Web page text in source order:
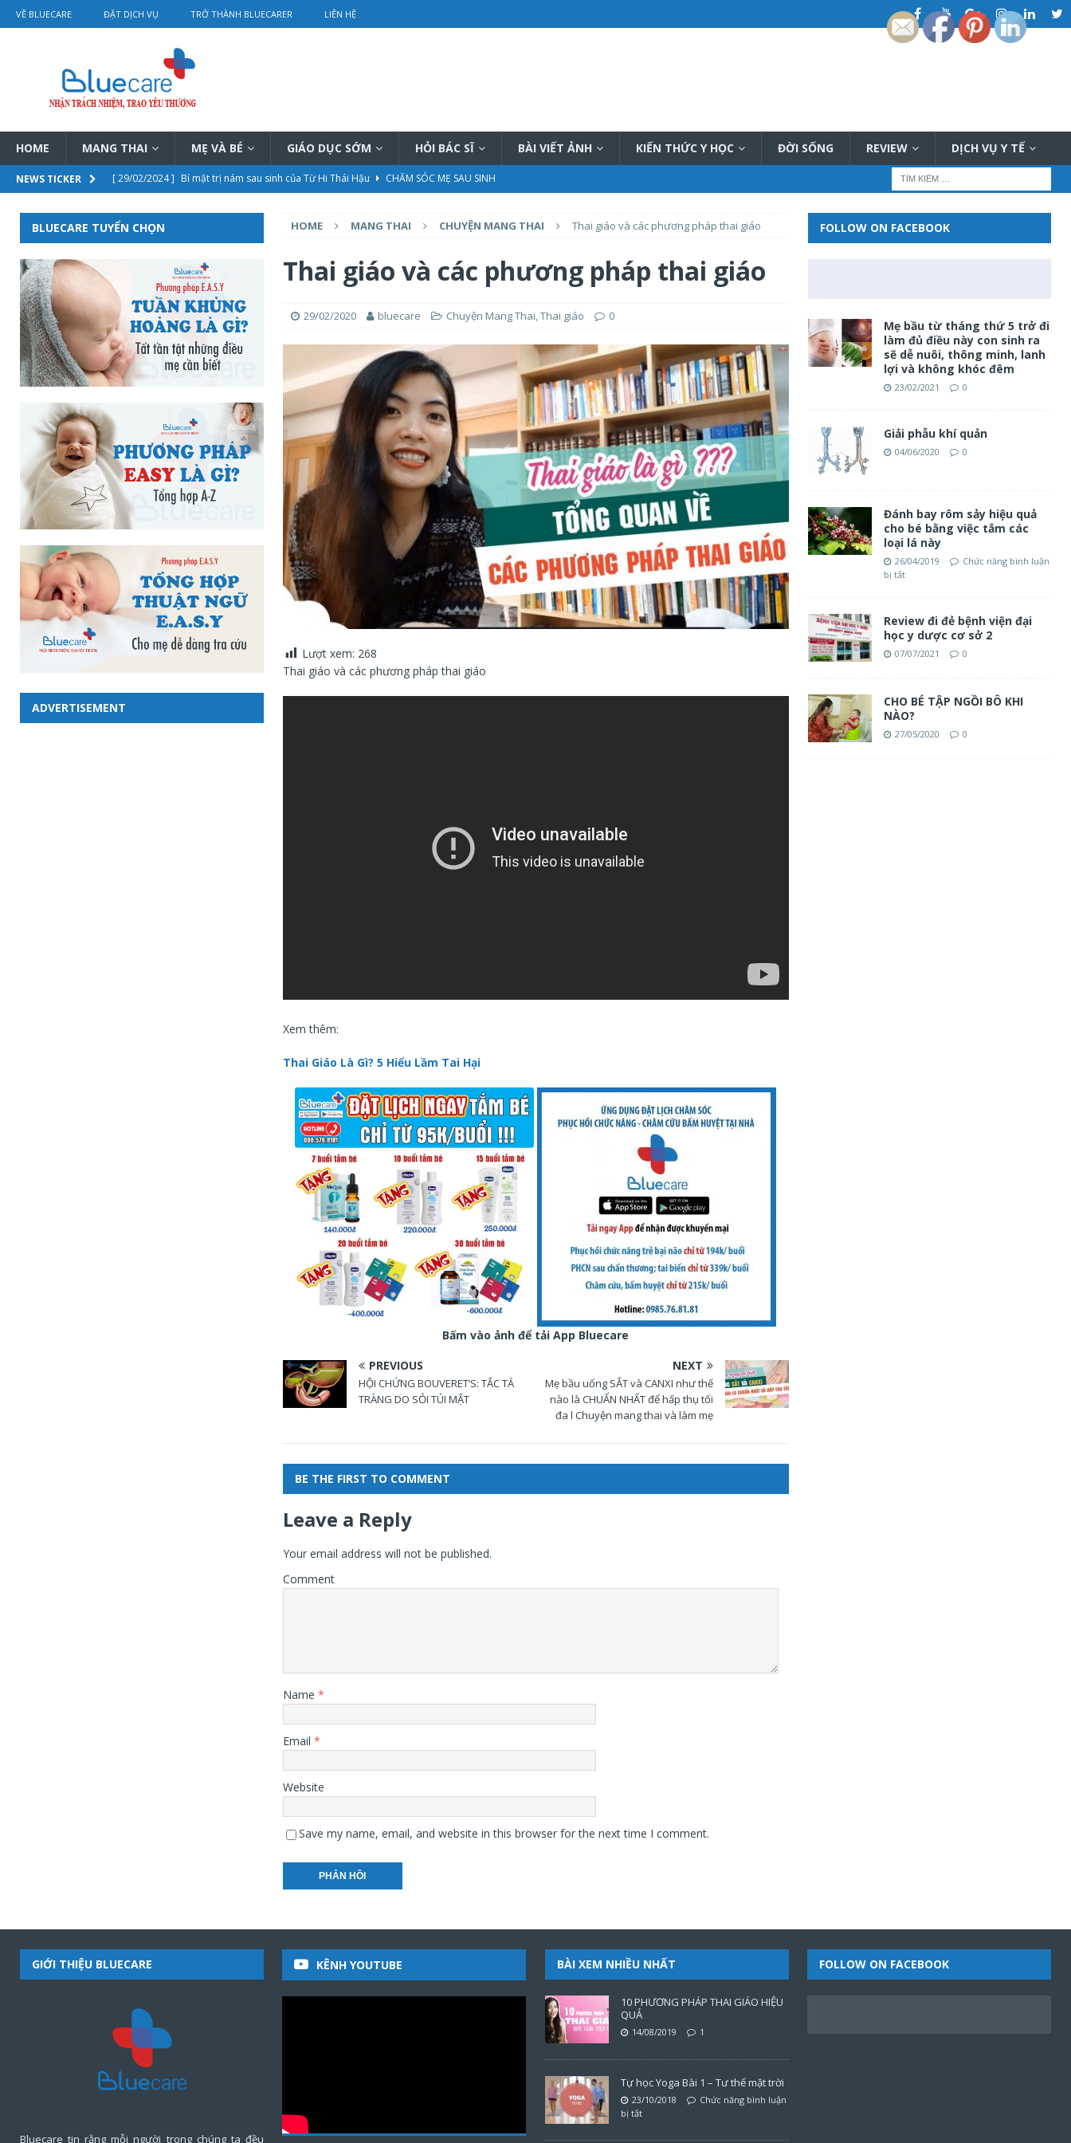
VỀ BLUECARE ĐẶT DỊCH VỤ TRỞ THÀNH BLUECARER LIÊN HỆ
HOME MANG THAI MẸ VÀ BÉ GIÁO DỤC SỚM HỎI BÁC SĨ BÀI VIẾT ẢNH KIẾN THỨC Y HỌC ĐỜI SỐNG REVIEW DỊCH VỤ Y TẾ
NEWS TICKER [ 29/02/2024 ] Bí mật trị nám sau sinh của Từ Hi Thái Hậu
CHĂM SÓC MẸ SAU SINH
[ 28/02/2024 ]
Chi tiết bảng giá dịch vụ thông tắc tia sữa tại nhà tốt nhất hiện nay
PHƯƠNG PHÁP THÔNG TẮC TIA SỮA
Rơ lưỡi cho trẻ sơ sinh hướng dẫn chi tiết, đầy đủ
KIẾN THỨC CHUNG CHĂM SÓC TRẺ SƠ SINH
[ 29/02/2024 ] Châm cứu điều trị vô sinh – hiệu quả thần kỳ CHUẨN BỊ MANG THAI
HOME MANG THAI CHUYỆN MANG THAI Thai giáo và các phương pháp thai giáo
Thai giáo và các phương pháp thai giáo
29/02/2020 bluecare Chuyện Mang Thai,Thai giáo 0
Lượt xem: 268
Thai giáo và các phương pháp thai giáo
Xem thêm:
Thai Giáo Là Gì? 5 Hiểu Lầm Tai Hại
Bấm vào ảnh để tải App Bluecare
PREVIOUS
HỘI CHỨNG BOUVERET’S: TẮC TÁ
TRÀNG DO SỎI TÚI MẬT
NEXT
Mẹ bầu uống SẮT và CANXI như thế
nào là CHUẨN NHẤT để hấp thụ tối
đa l Chuyện mang thai và làm mẹ
BE THE FIRST TO COMMENT
Leave a Reply
Your email address will not be published.
Comment
Name *
Email *
Website
Save my name, email, and website in this browser for the next time I comment.
BLUECARE TUYỂN CHỌN
ADVERTISEMENT
FOLLOW ON FACEBOOK
Mẹ bầu từ tháng thứ 5 trở đi
làm đủ điều này con sinh ra
sẽ dễ nuôi, thông minh, lanh
lợi và không khóc đêm
23/02/2021 0
Giải phẫu khí quản
04/06/2020 0
Đánh bay rôm sảy hiệu quả
cho bé bằng việc tắm các
loại lá này
26/04/2019
Chức năng bình luận
bị tắt
Review đi đẻ bệnh viện đại
học y dược cơ sở 2
07/07/2021 0
CHO BÉ TẬP NGỒI BÔ KHI
NÀO?
27/05/2020 0
GIỚI THIỆU BLUECARE
Bluecare tin rằng mỗi người trong chúng ta đều
KÊNH YOUTUBE BÀI XEM NHIỀU NHẤT
10 PHƯƠNG PHÁP THAI GIÁO HIỆU
QUẢ
14/08/2019 1
Tự học Yoga Bài 1 – Tư thế mặt trời
23/10/2018
Chức năng bình luận
bị tắt
FOLLOW ON FACEBOOK